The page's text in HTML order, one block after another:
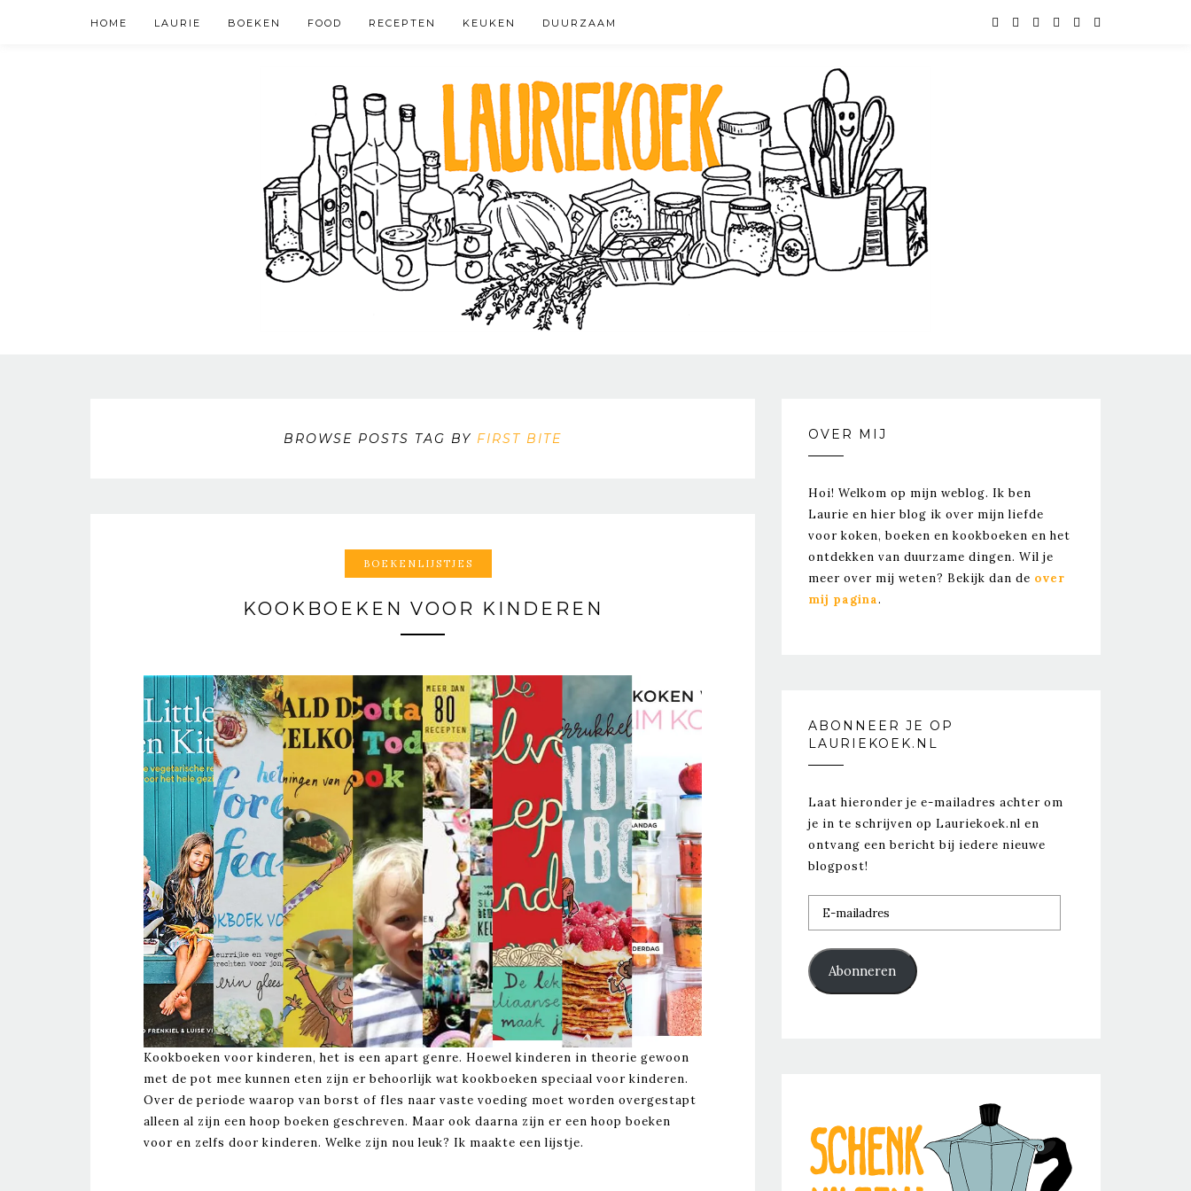
HOME LAURIE BOEKEN FOOD RECEPTEN KEUKEN DUURZAAM
BROWSE POSTS TAG BY FIRST BITE
BOEKENLIJSTJES
KOOKBOEKEN VOOR KINDEREN
Kookboeken voor kinderen, het is een apart genre. Hoewel kinderen in theorie gewoon
met de pot mee kunnen eten zijn er behoorlijk wat kookboeken speciaal voor kinderen.
Over de periode waarop van borst of fles naar vaste voeding moet worden overgestapt
alleen al zijn een hoop boeken geschreven. Maar ook daarna zijn er een hoop boeken
voor en zelfs door kinderen. Welke zijn nou leuk? Ik maakte een lijstje.
OVER MIJ
Hoi! Welkom op mijn weblog. Ik ben
Laurie en hier blog ik over mijn liefde
voor koken, boeken en kookboeken en het
ontdekken van duurzame dingen. Wil je
meer over mij weten? Bekijk dan de over
mij pagina.
ABONNEER JE OP
LAURIEKOEK.NL
Laat hieronder je e-mailadres achter om
je in te schrijven op Lauriekoek.nl en
ontvang een bericht bij iedere nieuwe
blogpost!
mailadres
Abonneren